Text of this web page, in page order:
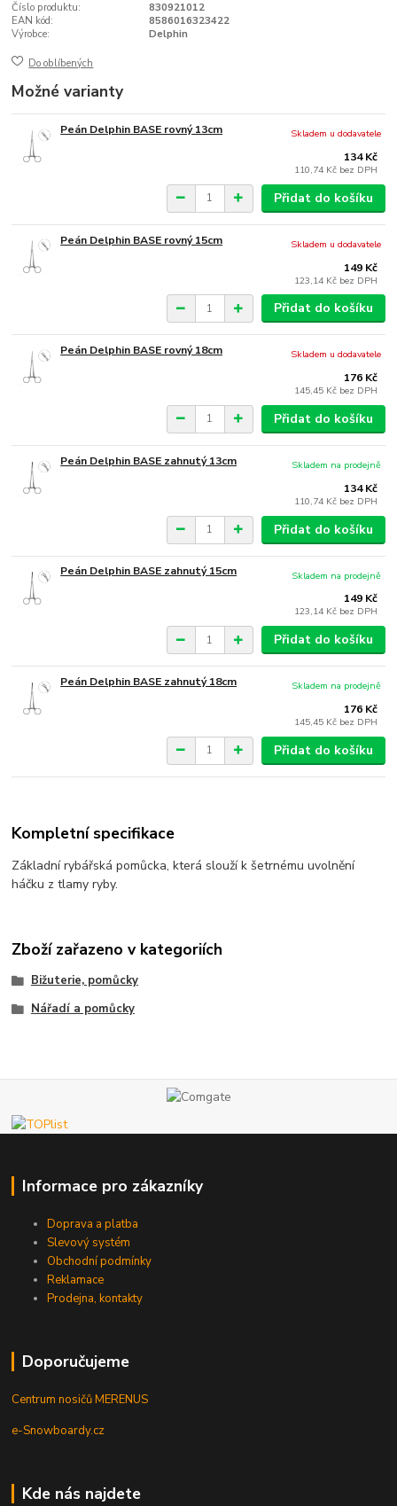
Číslo produktu:
830921012
EAN kód:
8586016323422
Výrobce:
Delphin
Do oblíbených
Možné varianty
Peán Delphin BASE rovný 13cm
134 Kč
110,74 Kč bez DPH
Skladem u dodavatele
Přidat do košíku
Peán Delphin BASE rovný 15cm
149 Kč
123,14 Kč bez DPH
Skladem u dodavatele
Přidat do košíku
Peán Delphin BASE rovný 18cm
176 Kč
145,45 Kč bez DPH
Skladem u dodavatele
Přidat do košíku
Peán Delphin BASE zahnutý 13cm
134 Kč
110,74 Kč bez DPH
Skladem na prodejně
Přidat do košíku
Peán Delphin BASE zahnutý 15cm
149 Kč
123,14 Kč bez DPH
Skladem na prodejně
Přidat do košíku
Peán Delphin BASE zahnutý 18cm
176 Kč
145,45 Kč bez DPH
Skladem na prodejně
Přidat do košíku
Kompletní specifikace
Základní rybářská pomůcka, která slouží k šetrnému uvolnění
háčku z tlamy ryby.
Zboží zařazeno v kategoriích
Bižuterie, pomůcky
Nářadí a pomůcky
Informace pro zákazníky
Doprava a platba
Slevový systém
Obchodní podmínky
Reklamace
Prodejna, kontakty
Doporučujeme
Centrum nosičů MERENUS
e-Snowboardy.cz
Kde nás najdete